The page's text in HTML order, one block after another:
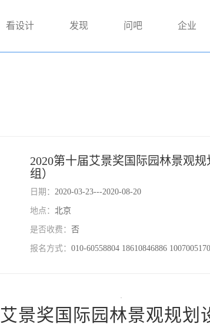
看设计 发现 问吧 企业
2020第十届艾景奖国际园林景观
组）
日期：2020-03-23---2020-08-20
地点：北京
是否收费：否
报名方式：010-60558804 18610846886
景奖国际园林景观规划